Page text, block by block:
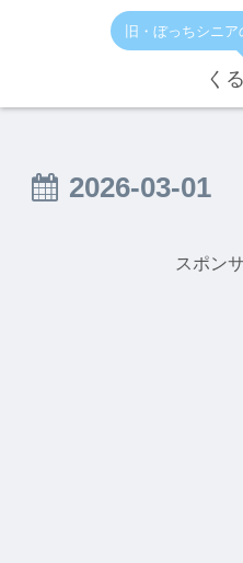
旧・ぼっちシニ
く
2026-03-01
スポン